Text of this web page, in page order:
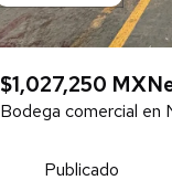
$1,027,250 MXN
Bodega comercial en
Publicado